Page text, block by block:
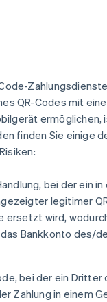
QR-Codes mit
ermöglichen,
finden Sie einige
bei der ein
legitimer
ersetzt wird,
Bankkonto des/
bei der ein Dritter
Zahlung in einem